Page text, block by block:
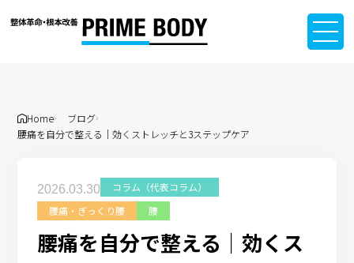
Home
ブログ
腰痛を自分で整える｜効くストレッチと3ステップケア
2026.03.30
コラム（代表コラム）
腰痛・ぎっくり腰
腰
腰痛を自分で整える｜効くス